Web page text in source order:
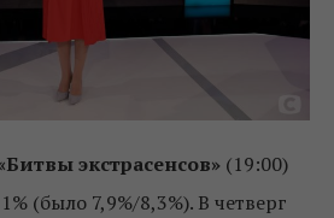
экстрасенсов» (19:00)
(было 7,9%/8,3%). В четверг